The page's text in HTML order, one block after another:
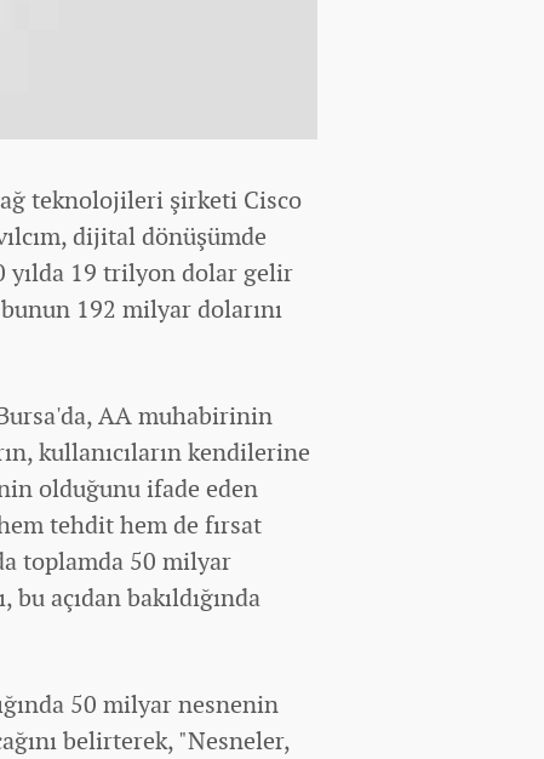
teknolojileri şirketi Cisco
dijital dönüşümde
yılda 19 trilyon dolar gelir
192 milyar dolarını
AA muhabirinin
kullanıcıların kendilerine
olduğunu ifade eden
tehdit hem de fırsat
toplamda 50 milyar
açıdan bakıldığında
50 milyar nesnenin
belirterek, "Nesneler,